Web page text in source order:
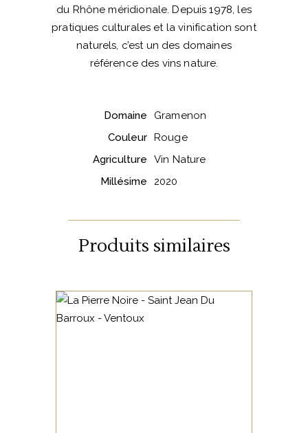
du Rhône méridionale. Depuis 1978, les
pratiques culturales et la vinification sont
naturels, c’est un des domaines
référence des vins nature.
Domaine
Gramenon
Couleur Rouge
Agriculture
Vin Nature
Millésime
2020
Produits similaires
VALLÉE DU RHÔNE